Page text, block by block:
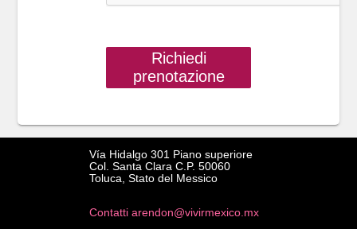
Richiedi
prenotazione
Vía Hidalgo 301 Piano superiore
Col. Santa Clara C.P. 50060
Toluca, Stato del Messico
Contatti arendon@vivirmexico.mx